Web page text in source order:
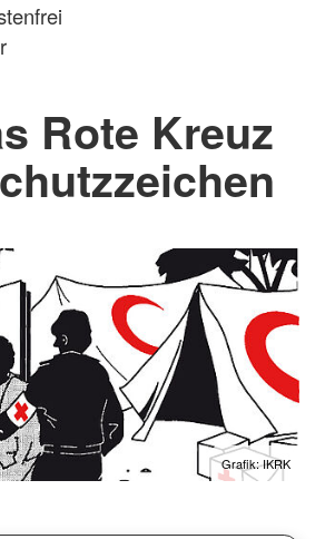
Rote Kreuz
Grafik: IKRK